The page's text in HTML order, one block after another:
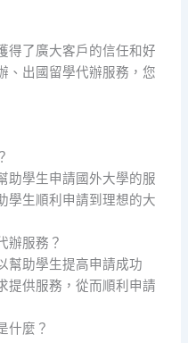
得了廣大客戶的信任和好
、出國留學代辦服務，您
助學生申請國外大學的服
學生順利申請到理想的大
辦服務？
幫助學生提高申請成功
提供服務，從而順利申請
什麼？